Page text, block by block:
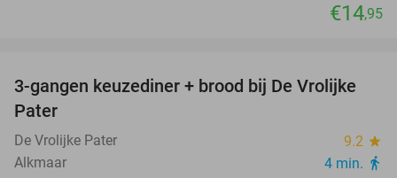
€14,95
41%
3-gangen keuzediner + brood bij De Vrolijke
Pater
De Vrolijke Pater 9.2 star
Alkmaar 4 min. directions_walk